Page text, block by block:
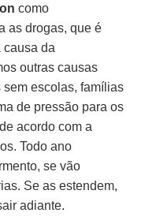
como
as drogas, que é
causa da
outras causas
escolas, famílias
de pressão para os
acordo com a
Todo ano
se vão
Se as estendem,
adiante.